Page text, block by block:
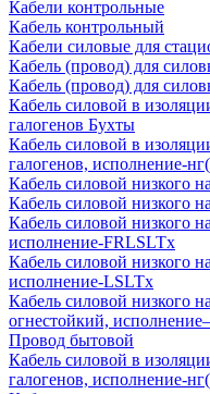
Кабели контрольные
Кабель контрольный
Кабели силовые для
Кабель (провод) для
Кабель (провод) для
Кабель силовой в
галогенов Бухты
Кабель силовой в
галогенов, исполнение-
Кабель силовой низкого
Кабель силовой низкого
Кабель силовой низкого
исполнение-FRLSLTx
Кабель силовой низкого
исполнение-LSLTx
Кабель силовой низкого
огнестойкий,
Провод бытовой
Кабель силовой в
галогенов, исполнение-